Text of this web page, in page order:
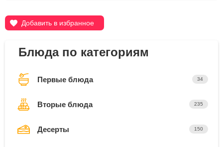
Добавить в избранное
Блюда по категориям
Первые блюда 34
Вторые блюда 235
Десерты 150